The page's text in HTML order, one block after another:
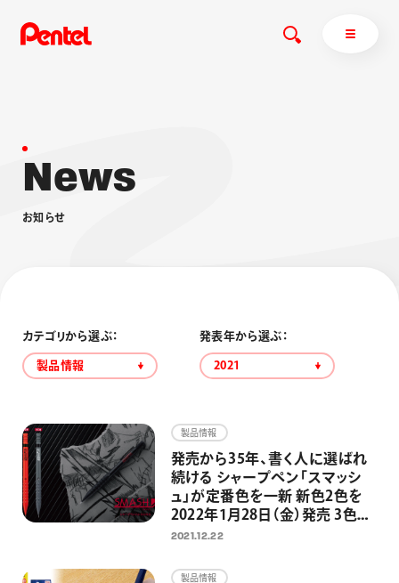
商品を探す
ブラッシュ（筆）
その他
採用情報
運営会社
News
お知 らせ
カテゴリから選ぶ：
製品情報
発表年から選ぶ：
2021
製品情報
発売から35年、書く人に選ばれ
続ける シャープペン「スマッシ
ュ」が定番色を一新 新色2色を
2022年1月28日（金）発売 3色展
開に
2021.12.22
製品情報